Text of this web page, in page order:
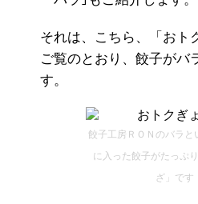
それは、こちら、「おト
ご覧のとおり、餃子がバ
す。
餃子工房ＲＯＮのバラと
に入った餃子がたっぷ
ざ」です